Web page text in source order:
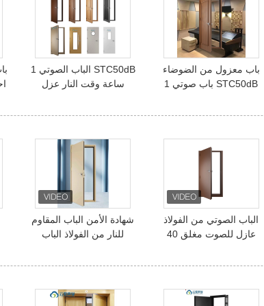
STC50dB الباب الصوتي 1
ساعة وقت النار عزل
باب معزول من الضوضاء
STC50dB باب صوتي 1
شهادة الأمن الباب المقاوم
للنار من الفولاذ الباب
الباب الصوتي من الفولاذ
عازل للصوت مغلق 40